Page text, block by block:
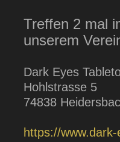
Treffen 2 mal
unserem
Dark Eyes
Hohlstrasse 5
74838
https://